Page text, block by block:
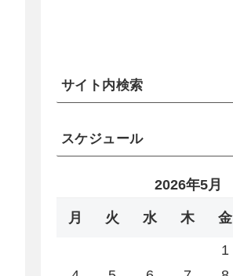
サイト内検索
スケジュール
2026年5月
月 火 水 木 金
1